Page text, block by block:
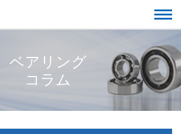
ベアリング
コラム